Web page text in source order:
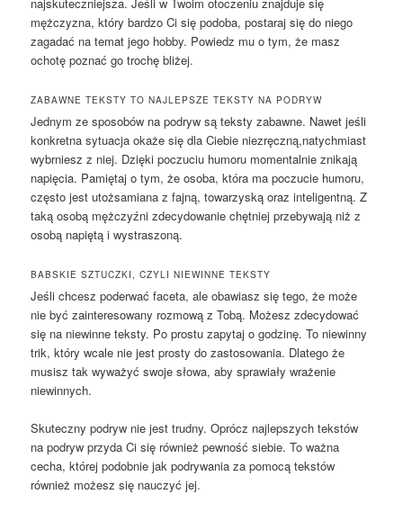
mężczyzna, który bardzo Ci się podoba, postaraj się do niego
zagadać na temat jego hobby. Powiedz mu o tym, że masz
ochotę poznać go trochę bliżej.
ZABAWNE TEKSTY TO NAJLEPSZE TEKSTY NA PODRYW
Jednym ze sposobów na podryw są teksty zabawne. Nawet jeśli
konkretna sytuacja okaże się dla Ciebie niezręczną,natychmiast
wybrniesz z niej. Dzięki poczuciu humoru momentalnie znikają
napięcia. Pamiętaj o tym, że osoba, która ma poczucie humoru,
często jest utożsamiana z fajną, towarzyską oraz inteligentną. Z
taką osobą mężczyźni zdecydowanie chętniej przebywają niż z
osobą napiętą i wystraszoną.
BABSKIE SZTUCZKI, CZYLI NIEWINNE TEKSTY
Jeśli chcesz poderwać faceta, ale obawiasz się tego, że może
nie być zainteresowany rozmową z Tobą. Możesz zdecydować
się na niewinne teksty. Po prostu zapytaj o godzinę. To niewinny
trik, który wcale nie jest prosty do zastosowania. Dlatego że
musisz tak wyważyć swoje słowa, aby sprawiały wrażenie
niewinnych.
Skuteczny podryw nie jest trudny. Oprócz najlepszych tekstów
na podryw przyda Ci się również pewność siebie. To ważna
cecha, której podobnie jak podrywania za pomocą tekstów
również możesz się nauczyć jej.